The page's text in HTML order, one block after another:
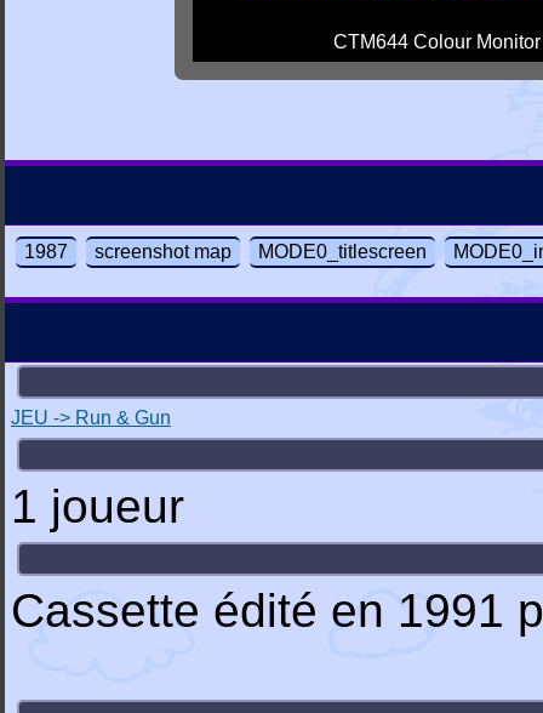
CTM644 Colour Monitor
1987 screenshot map MODE0_titlescreen
JEU -> Run & Gun
1 joueur
Cassette édité en 1991